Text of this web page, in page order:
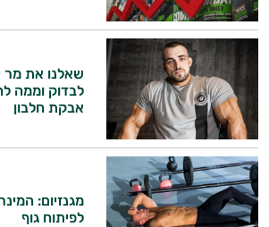
שאלנו את מר
לבדוק וממה
אבקת חלבון
מגנזיום:
לפיתוח גוף